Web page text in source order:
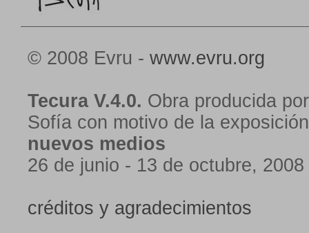
© 2008 Evru - www.evru.org
Tecura V.4.0. Obra producida
Sofía con motivo de la
nuevos medios
26 de junio - 13 de octubre, 2008
créditos y agradecimientos